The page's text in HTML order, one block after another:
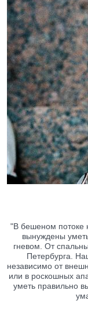
"В бешеном потоке
вынуждены
гневом. От
Петербурга.
независимо от
или в роскошных
уметь правильно